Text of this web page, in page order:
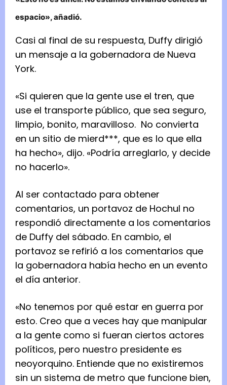
espacio», añadió.
Casi al final de su respuesta, Duffy dirigió
un mensaje a la gobernadora de Nueva
York.
«Si quieren que la gente use el tren, que
use el transporte público, que sea seguro,
limpio, bonito, maravilloso. No convierta
en un sitio de mierd***, que es lo que ella
ha hecho», dijo. «Podría arreglarlo, y decide
no hacerlo».
Al ser contactado para obtener
comentarios, un portavoz de Hochul no
respondió directamente a los comentarios
de Duffy del sábado. En cambio, el
portavoz se refirió a los comentarios que
la gobernadora había hecho en un evento
el día anterior.
«No tenemos por qué estar en guerra por
esto. Creo que a veces hay que manipular
a la gente como si fueran ciertos actores
políticos, pero nuestro presidente es
neoyorquino. Entiende que no existiremos
sin un sistema de metro que funcione bien,